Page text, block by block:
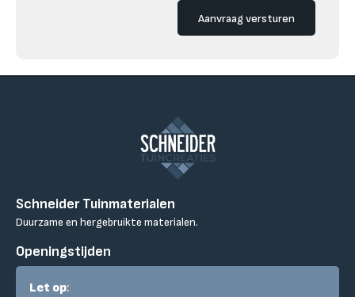
Aanvraag versturen
Schneider Tuinmaterialen
Duurzame en hergebruikte materialen.
Openingstijden
Let op: